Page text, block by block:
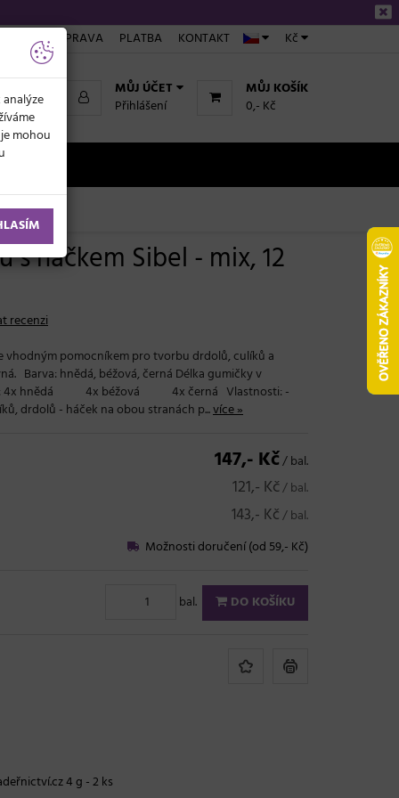
Kč
DOPRAVA PLATBA KONTAKT
MŮJ KOŠÍK
0,- Kč
MŮJ ÚČET
Přihlášení
s háčkem Sibel - mix, 12
recenzi
vhodným pomocníkem pro tvorbu drdolů, culíků a
Barva: hnědá, béžová, černá Délka gumičky v
4x hnědá 4x béžová 4x černá Vlastnosti: -
drdolů - háček na obou stranách p...více »
147,- Kč/ bal.
121,- Kč/ bal.
143,- Kč/ bal.
Možnosti doručení (od 59,- Kč)
bal. DO KOŠÍKU
4 g - 2 ks
mohou